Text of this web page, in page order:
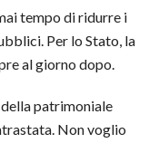
tempo di ridurre i
Per lo Stato, la
al giorno dopo.
patrimoniale
Non voglio